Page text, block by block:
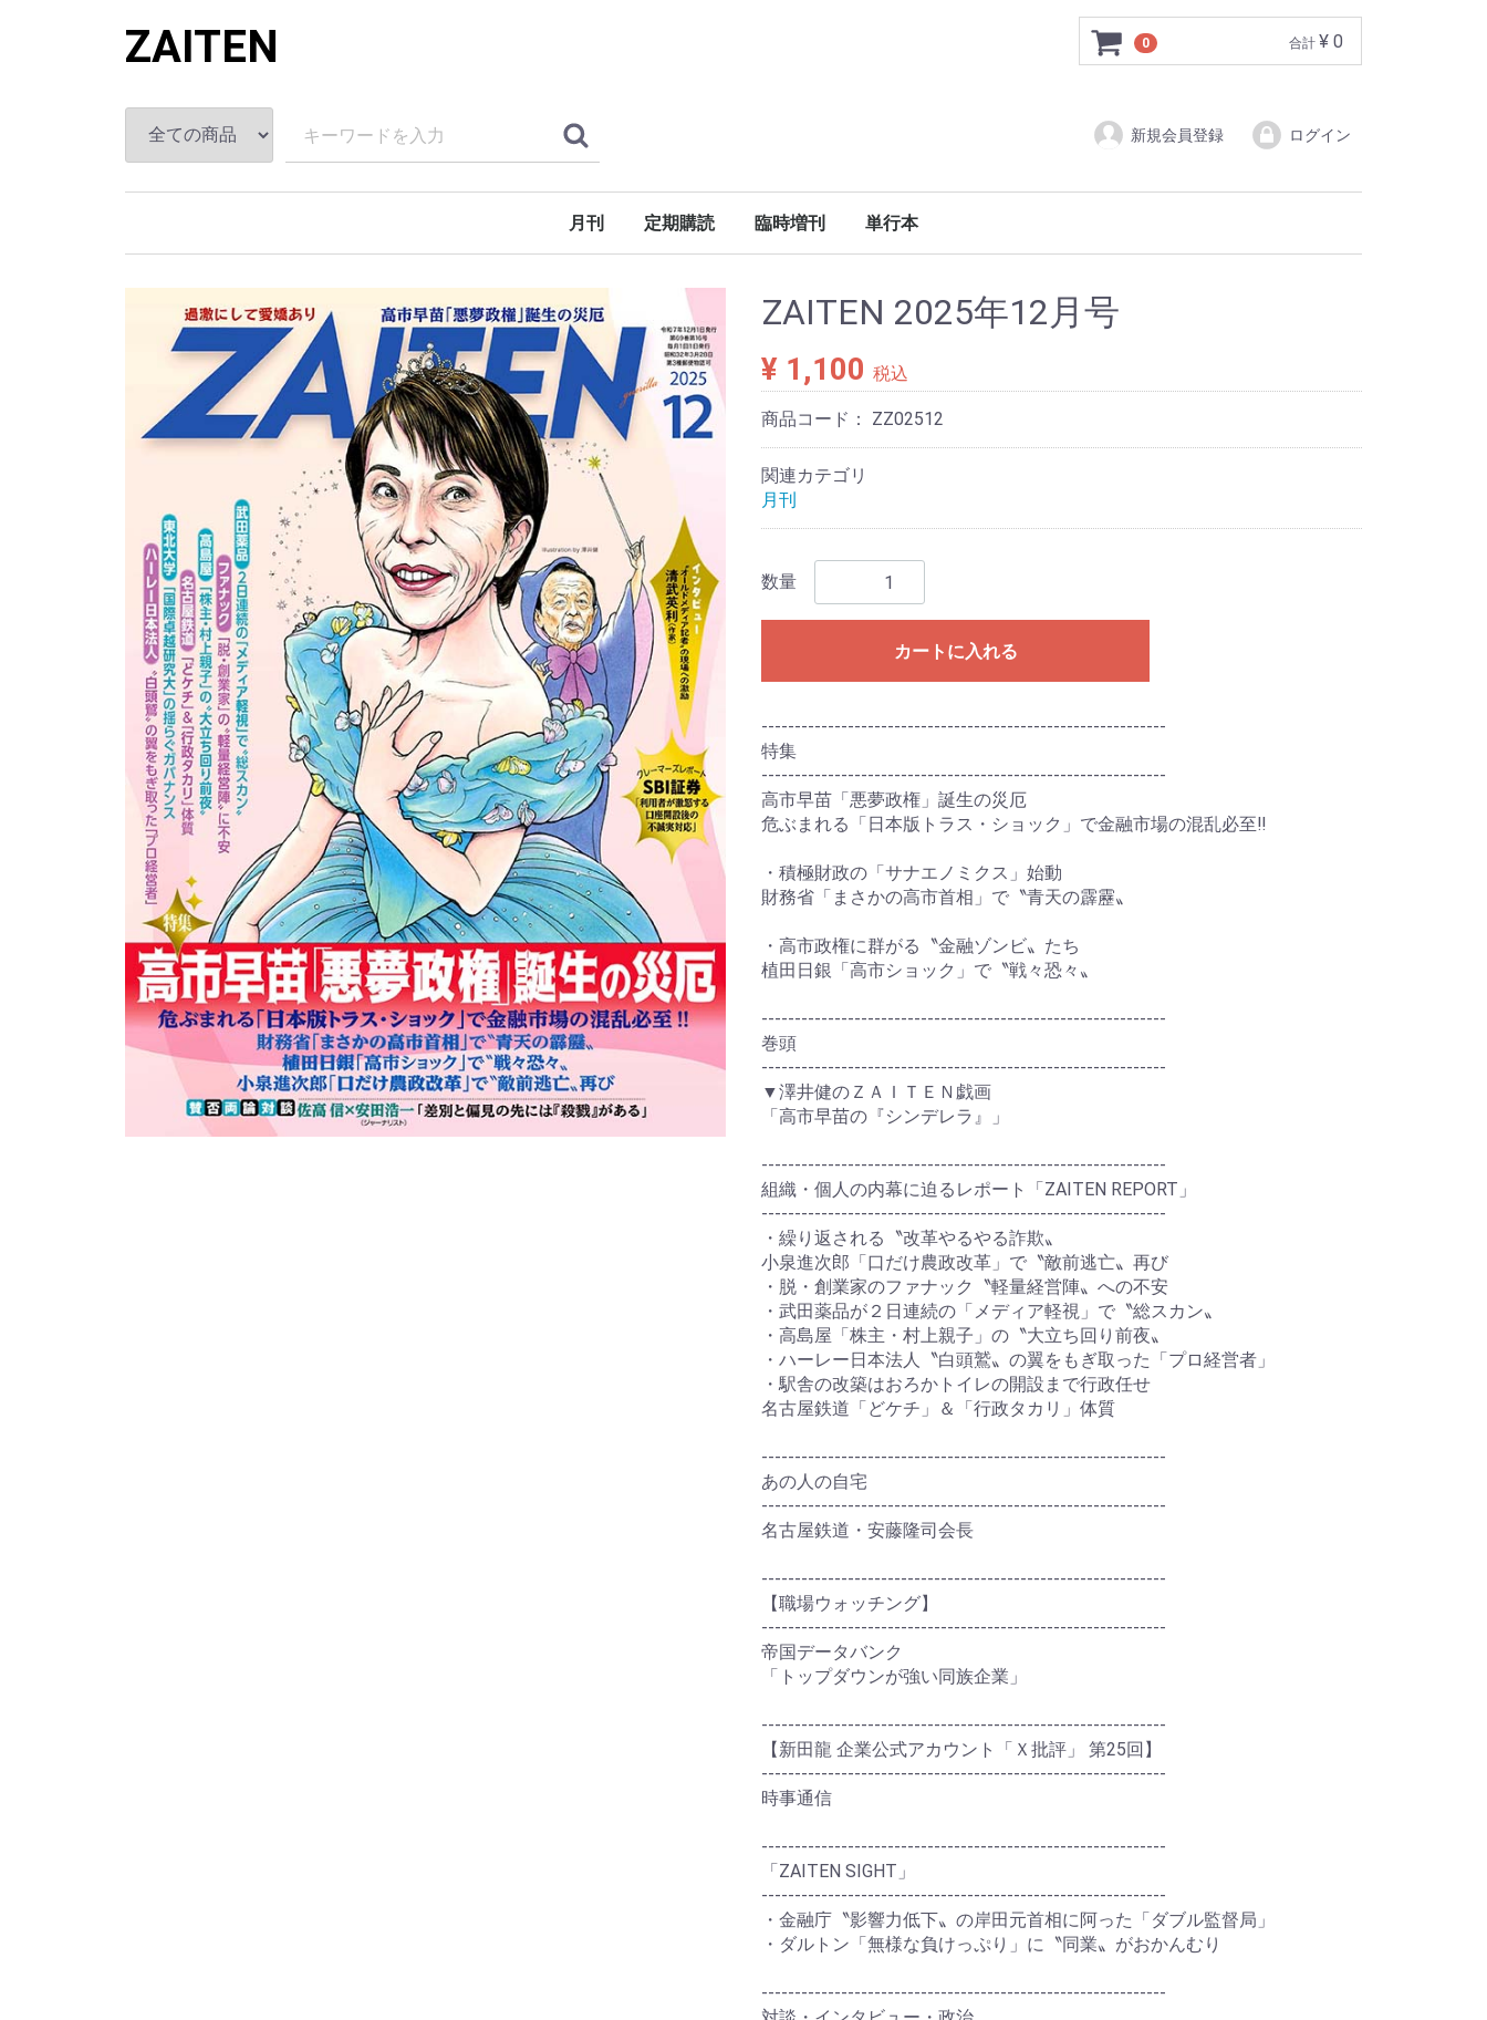
ZAITEN 0 合計 ¥ 0
新規会員登録 ログイン
月刊 定期購読 臨時増刊 単行本
ZAITEN 2025年12月号
¥ 1,100 税込
商品コード： ZZ02512
関連カテゴリ
月刊
数量
カートに入れる
-------------------------------------------------------------
特集
-------------------------------------------------------------
高市早苗「悪夢政権」誕生の災厄
危ぶまれる「日本版トラス・ショック」で金融市場の混乱必至‼
・積極財政の「サナエノミクス」始動
財務省「まさかの高市首相」で〝青天の霹靂〟
・高市政権に群がる〝金融ゾンビ〟たち
植田日銀「高市ショック」で〝戦々恐々〟
-------------------------------------------------------------
巻頭
-------------------------------------------------------------
▼澤井健のＺＡＩＴＥＮ戯画
「高市早苗の『シンデレラ』」
-------------------------------------------------------------
組織・個人の内幕に迫るレポート「ZAITEN REPORT」
-------------------------------------------------------------
・繰り返される〝改革やるやる詐欺〟
小泉進次郎「口だけ農政改革」で〝敵前逃亡〟再び
・脱・創業家のファナック〝軽量経営陣〟への不安
・武田薬品が２日連続の「メディア軽視」で〝総スカン〟
・高島屋「株主・村上親子」の〝大立ち回り前夜〟
・ハーレー日本法人〝白頭鷲〟の翼をもぎ取った「プロ経営者」
・駅舎の改築はおろかトイレの開設まで行政任せ
名古屋鉄道「どケチ」＆「行政タカリ」体質
-------------------------------------------------------------
あの人の自宅
-------------------------------------------------------------
名古屋鉄道・安藤隆司会長
-------------------------------------------------------------
【職場ウォッチング】
-------------------------------------------------------------
帝国データバンク
「トップダウンが強い同族企業」
-------------------------------------------------------------
【新田龍 企業公式アカウント「Ｘ批評」 第25回】
-------------------------------------------------------------
時事通信
-------------------------------------------------------------
「ZAITEN SIGHT」
-------------------------------------------------------------
・金融庁〝影響力低下〟の岸田元首相に阿った「ダブル監督局」
・ダルトン「無様な負けっぷり」に〝同業〟がおかんむり
-------------------------------------------------------------